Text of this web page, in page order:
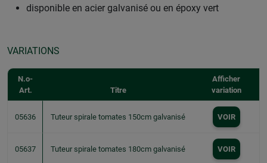
disponible en acier galvanisé ou en époxy vert
VARIATIONS
N.o-
Art.
Titre
Afficher
variation
05636 Tuteur spirale tomates 150cm galvanisé VOIR
05637 Tuteur spirale tomates 180cm galvanisé VOIR